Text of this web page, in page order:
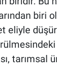
biri
eliyle
tarımsal